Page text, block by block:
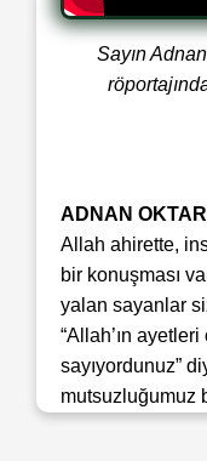
Sayın
ADNAN
Allah ahirette,
bir konuşması
yalan sayanlar
“Allah’ın
sayıyordunuz”
mutsuzluğumuz